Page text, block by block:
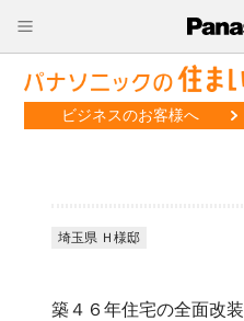
ビジネスのお客様へ
埼玉県 Ｈ様邸
築４６年住宅の全面改装